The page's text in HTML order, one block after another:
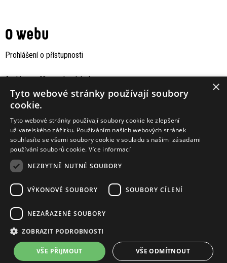
O webu
Prohlášení o přístupnosti
Archiv staršího webu Jaboku
Podporují nás
×
Tyto webové stránky používají soubory
cookie.
Tyto webové stránky používají soubory cookie ke zlepšení
uživatelského zážitku. Používáním našich webových stránek
souhlasíte se všemi soubory cookie v souladu s našimi zásadami
používání souborů cookie. Více informací
NEZBYTNĚ NUTNÉ SOUBORY
VÝKONOVÉ SOUBORY SOUBORY CÍLENÍ
NEZAŘAZENÉ SOUBORY
ZOBRAZIT PODROBNOSTI
VŠE PŘIJMOUT VŠE ODMÍTNOUT